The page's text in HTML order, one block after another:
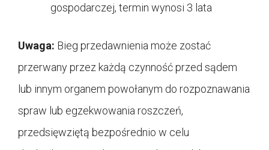
gospodarczej, termin wynosi 3 lata
Uwaga: Bieg przedawnienia może zostać
przerwany przez każdą czynność przed sądem
lub innym organem powołanym do rozpoznawania
spraw lub egzekwowania roszczeń,
przedsięwziętą bezpośrednio w celu